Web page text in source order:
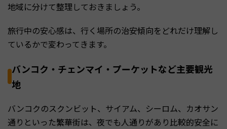
地域に分けて整理しておきましょう。
旅行中の安心感は、行く場所の治安傾向をどれだけ理解し
ているかで変わってきます。
バンコク・チェンマイ・プーケットなど主要観光
地
バンコクのスクンビット、サイアム、シーロム、カオサン
通りといった繁華街は、夜でも人通りがあり比較的安全に